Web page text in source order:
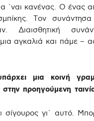
`ναι κανένας. Ο ένας
Τον
Διαισθητική
αγκαλιά και πάμε –
μια κοινή
προηγούμενη
σίγουρος γι` αυτό.